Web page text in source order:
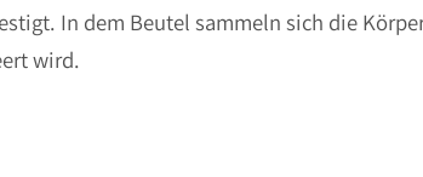
In dem Beutel sammeln sich die
wird.